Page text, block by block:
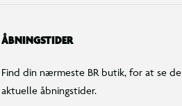
ÅBNINGSTIDER
Find din nærmeste BR butik, for at se de
aktuelle åbningstider.